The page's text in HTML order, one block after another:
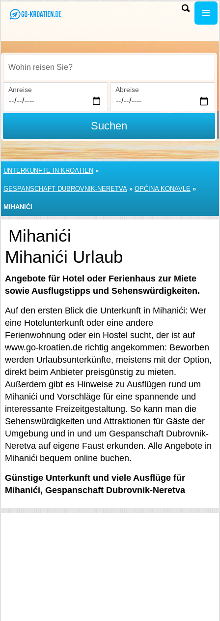
Wohin reisen Sie?
Anreise Abreise
Suchen
UNTERKÜNFTE IN KROATIEN »
GESPANSCHAFT DUBROVNIK-NERETVA » OPĆINA KONAVLE »
MIHANIĆI
Mihanići
Mihanići Urlaub
Angebote für Hotel oder Ferienhaus zur Miete
sowie Ausflugstipps und Sehenswürdigkeiten.
Auf den ersten Blick die Unterkunft in Mihanići: Wer
eine Hotelunterkunft oder eine andere
Ferienwohnung oder ein Hostel sucht, der ist auf
www.go-kroatien.de richtig angekommen: Beworben
werden Urlaubsunterkünfte, meistens mit der Option,
direkt beim Anbieter preisgünstig zu mieten.
Außerdem gibt es Hinweise zu Ausflügen rund um
Mihanići und Vorschläge für eine spannende und
interessante Freizeitgestaltung. So kann man die
Sehenswürdigkeiten und Attraktionen für Gäste der
Umgebung und in und um Gespanschaft Dubrovnik-
Neretva auf eigene Faust erkunden. Alle Angebote in
Mihanići bequem online buchen.
Günstige Unterkunft und viele Ausflüge für
Mihanići, Gespanschaft Dubrovnik-Neretva